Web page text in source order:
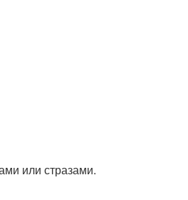
или стразами.